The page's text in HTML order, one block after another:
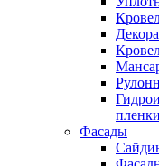
пленки
Фасады